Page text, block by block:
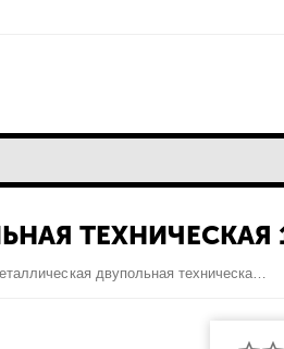
ТЕХНИЧЕСКАЯ
Дверь металлическая двупольная техническая 1860 x 2320 выс.